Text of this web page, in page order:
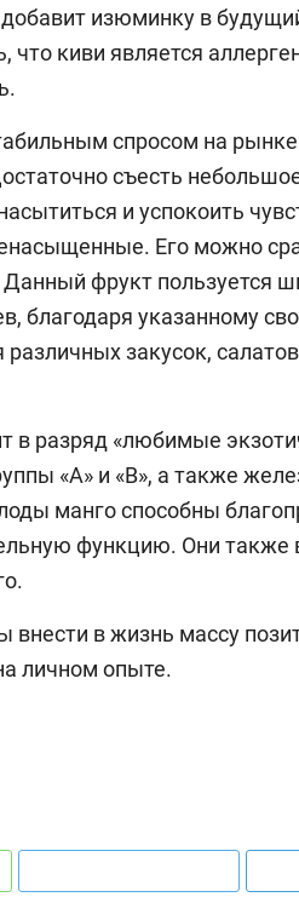
изюминку в
киви является
спросом на
съесть
и успокоить
Его можно
фрукт пользуется
благодаря указанному
закусок,
в разряд «любимые
«А» и «В», а также
манго способны
функцию. Они также
в жизнь массу
личном опыте.